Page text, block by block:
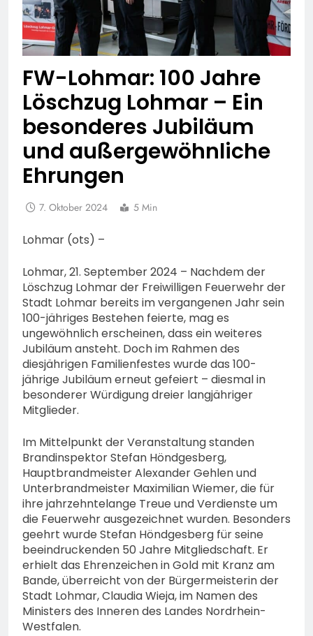
FW-Lohmar: 100 Jahre
Löschzug Lohmar – Ein
besonderes Jubiläum
und außergewöhnliche
Ehrungen
7. Oktober 2024 5 Min
Lohmar (ots) –
Lohmar, 21. September 2024 – Nachdem der
Löschzug Lohmar der Freiwilligen Feuerwehr der
Stadt Lohmar bereits im vergangenen Jahr sein
100-jähriges Bestehen feierte, mag es
ungewöhnlich erscheinen, dass ein weiteres
Jubiläum ansteht. Doch im Rahmen des
diesjährigen Familienfestes wurde das 100-
jährige Jubiläum erneut gefeiert – diesmal in
besonderer Würdigung dreier langjähriger
Mitglieder.
Im Mittelpunkt der Veranstaltung standen
Brandinspektor Stefan Höndgesberg,
Hauptbrandmeister Alexander Gehlen und
Unterbrandmeister Maximilian Wiemer, die für
ihre jahrzehntelange Treue und Verdienste um
die Feuerwehr ausgezeichnet wurden. Besonders
geehrt wurde Stefan Höndgesberg für seine
beeindruckenden 50 Jahre Mitgliedschaft. Er
erhielt das Ehrenzeichen in Gold mit Kranz am
Bande, überreicht von der Bürgermeisterin der
Stadt Lohmar, Claudia Wieja, im Namen des
Ministers des Inneren des Landes Nordrhein-
Westfalen.